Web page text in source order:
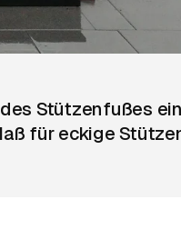
Stützenfußes
für eckige